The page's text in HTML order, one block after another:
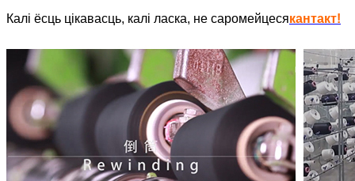
Калі ёсць цікавасць, калі ласка, не саромейцесякантакт!